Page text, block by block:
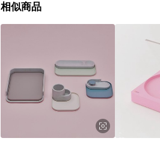
會有時間差，如顯示之商品規格、顏色、價位、
點數回饋或點數回饋有爭議，台灣樂天市場
相似商品